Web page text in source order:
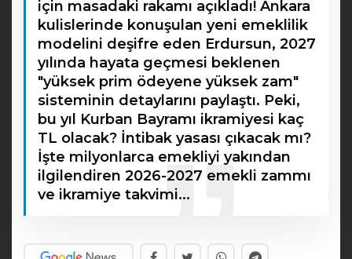
için masadaki rakamı açıkladı! Ankara
kulislerinde konuşulan yeni emeklilik
modelini deşifre eden Erdursun, 2027
yılında hayata geçmesi beklenen
"yüksek prim ödeyene yüksek zam"
sisteminin detaylarını paylaştı. Peki,
bu yıl Kurban Bayramı ikramiyesi kaç
TL olacak? İntibak yasası çıkacak mı?
İşte milyonlarca emekliyi yakından
ilgilendiren 2026-2027 emekli zammı
ve ikramiye takvimi...